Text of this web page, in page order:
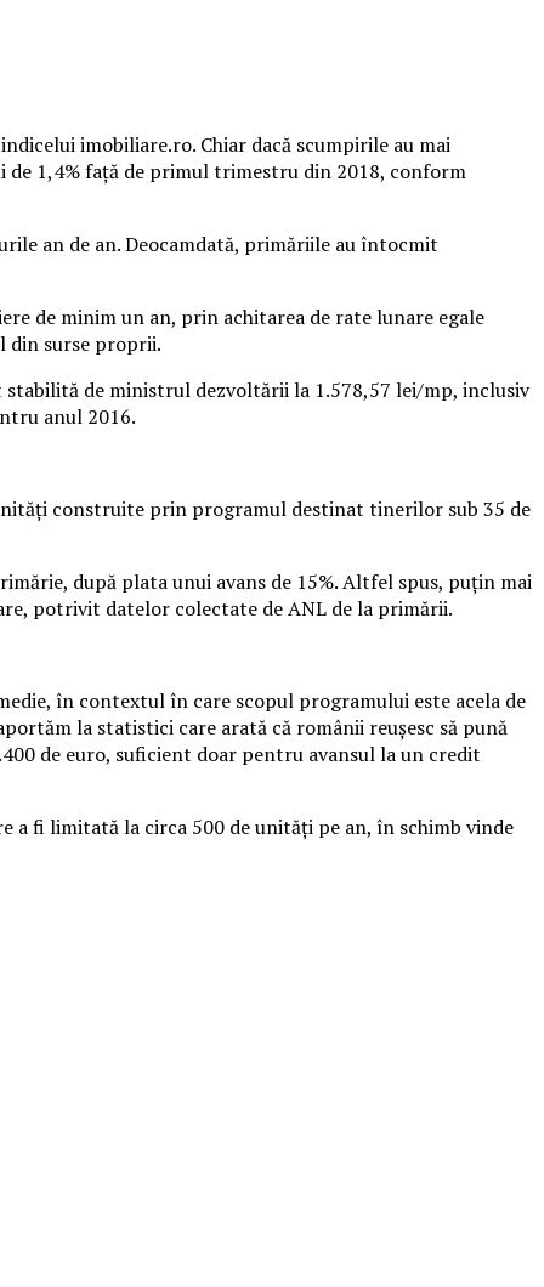
imobiliare.ro. Chiar dacă scumpirile au mai
1,4% faţă de primul trimestru din 2018, conform
an de an. Deocamdată, primăriile au întocmit
de minim un an, prin achitarea de rate lunare egale
din surse proprii.
de ministrul dezvoltării la 1.578,57 lei/mp, inclusiv
anul 2016.
construite prin programul destinat tinerilor sub 35 de
după plata unui avans de 15%. Altfel spus, puţin mai
potrivit datelor colectate de ANL de la primării.
în contextul în care scopul programului este acela de
la statistici care arată că românii reuşesc să pună
de euro, suficient doar pentru avansul la un credit
a fi limitată la circa 500 de unităţi pe an, în schimb vinde